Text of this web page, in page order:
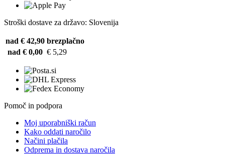
Stroški dostave za državo: Slovenija
nad € 42,90 brezplačno
nad € 0,00 € 5,29
Pomoč in podpora
Moj uporabniški račun
Kako oddati naročilo
Načini plačila
Odprema in dostava naročila